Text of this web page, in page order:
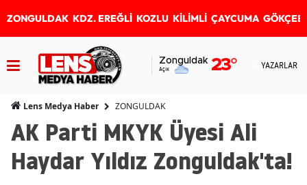
ZONGULDAK KDZ. EREĞLİ KOZLU KİLİMLİ ÇAYCUMA
Zonguldak
Açık 23° YAZARLAR
Lens Medya Haber ZONGULDAK
AK Parti MKYK Üyesi Ali
Haydar Yıldız Zonguldak'ta!